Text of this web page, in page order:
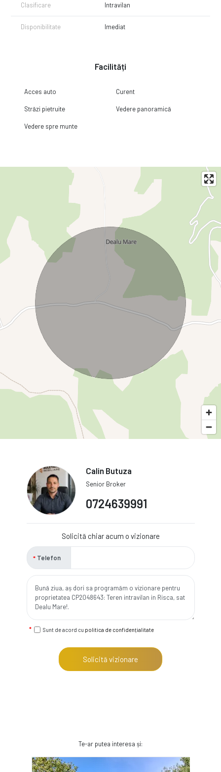
Clasificare Intravilan
Disponibilitate Imediat
Facilități
Acces auto Curent
Străzi pietruite Vedere panoramică
Vedere spre munte
Calin Butuza
Senior Broker
0724639991
Solicită chiar acum o vizionare
Telefon
Sunt de acord cu politica de confidențialitate
Solicită vizionare
Te-ar putea interesa și: